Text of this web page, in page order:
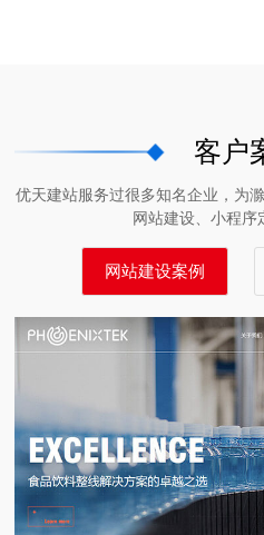
客户
优天建站服务过很多知名企业，为
网站建设、小程序
网站建设案例